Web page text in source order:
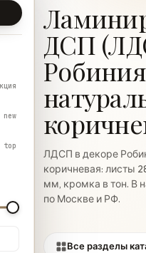
ДСП
ЛДСП в декоре
коричневая: листы
мм, кромка в тон. В
по Москве и РФ.
Все разделы
new
top